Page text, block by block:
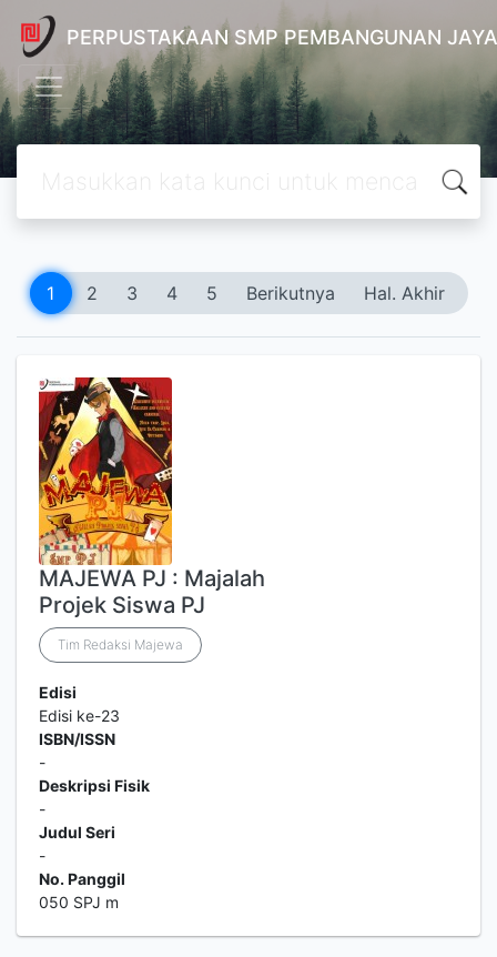
PERPUSTAKAAN SMP PEMBANGUNAN
1 2 3 4 5 Berikutnya Hal. Akhir
MAJEWA PJ : Majalah
Projek Siswa PJ
Tim Redaksi Majewa
Edisi
Edisi ke-23
ISBN/ISSN
-
Deskripsi Fisik
-
Judul Seri
-
No. Panggil
050 SPJ m